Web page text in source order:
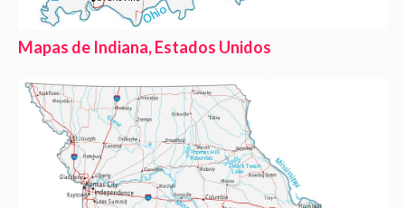
Mapas de Indiana, Estados Unidos